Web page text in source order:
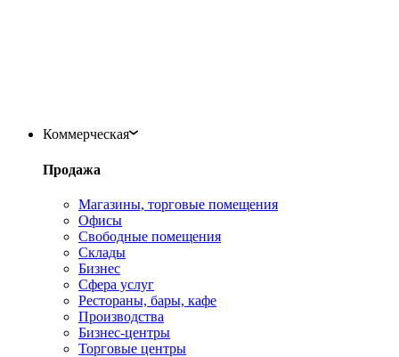
Коммерческая
Продажа
Магазины, торговые помещения
Офисы
Свободные помещения
Склады
Бизнес
Сфера услуг
Рестораны, бары, кафе
Производства
Бизнес-центры
Торговые центры